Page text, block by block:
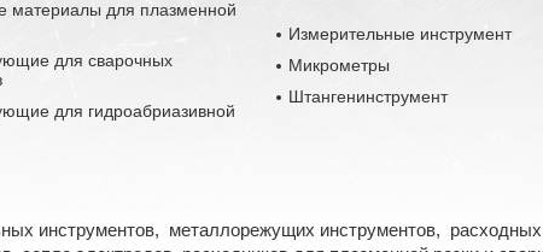
материалы для плазменной
для сварочных
для гидроабриазивной
Измерительные инструмент
Микрометры
Штангенинструмент
инструментов, металлорежущих инструментов,